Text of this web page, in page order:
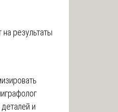
на результаты
и